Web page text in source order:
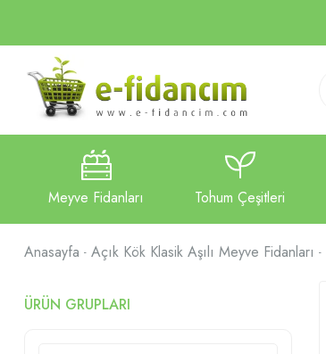
Anasayfa Açık Kök Klasik Aşılı Meyve Fidanları
ÜRÜN GRUPLARI